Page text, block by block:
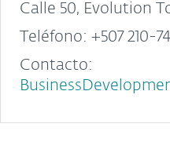
Calle 50, Evolution
Teléfono: +507 210-
Contacto: